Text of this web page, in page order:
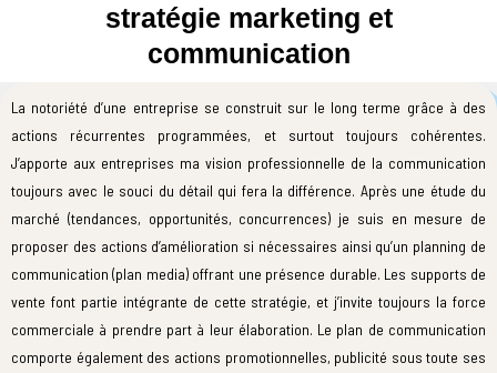
stratégie marketing et
communication
La notoriété d’une entreprise se construit sur le long terme grâce à des
actions récurrentes programmées, et surtout toujours cohérentes.
J’apporte aux entreprises ma vision professionnelle de la communication
toujours avec le souci du détail qui fera la différence. Après une étude du
marché (tendances, opportunités, concurrences) je suis en mesure de
proposer des actions d’amélioration si nécessaires ainsi qu’un planning de
communication (plan media) offrant une présence durable. Les supports de
vente font partie intégrante de cette stratégie, et j’invite toujours la force
commerciale à prendre part à leur élaboration. Le plan de communication
comporte également des actions promotionnelles, publicité sous toute ses